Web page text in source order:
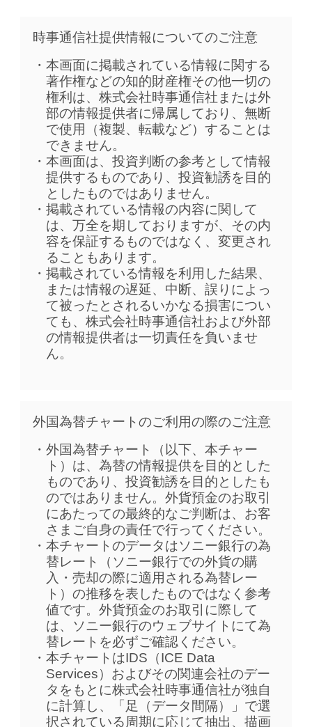
時事通信社提供情報についてのご注意
本画面に掲載されている情報に関する
著作権などの知的財産権その他一切の
権利は、株式会社時事通信社または外
部の情報提供者に帰属しており、無断
で使用（複製、転載など）することは
できません。
本画面は、投資判断の参考として情報
提供するものであり、投資勧誘を目的
としたものではありません。
掲載されている情報の内容に関して
は、万全を期しておりますが、その内
容を保証するものではなく、変更され
ることもあります。
掲載されている情報を利用した結果、
または情報の遅延、中断、誤りによっ
て被ったとされるいかなる損害につい
ても、株式会社時事通信社および外部
の情報提供者は一切責任を負いませ
ん。
外国為替チャートのご利用の際のご注意
外国為替チャート（以下、本チャー
ト）は、為替の情報提供を目的とした
ものであり、投資勧誘を目的としたも
のではありません。外貨預金のお取引
にあたっての最終的なご判断は、お客
さまご自身の責任で行ってください。
本チャートのデータはソニー銀行の為
替レート（ソニー銀行での外貨の購
入・売却の際に適用される為替レー
ト）の推移を表したものではなく参考
値です。外貨預金のお取引に際して
は、ソニー銀行のウェブサイトにて為
替レートを必ずご確認ください。
本チャートはIDS（ICE Data
Services）およびその関連会社のデー
タをもとに株式会社時事通信社が独自
に計算し、「足（データ間隔）」で選
択されている周期に応じて抽出、描画